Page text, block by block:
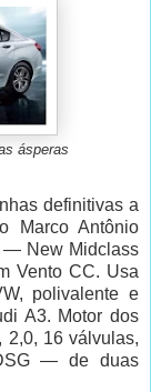
ásperas
definitivas a
Marco Antônio
— New Midclass
Vento CC. Usa
polivalente e
A3. Motor dos
2,0, 16 válvulas,
— de duas